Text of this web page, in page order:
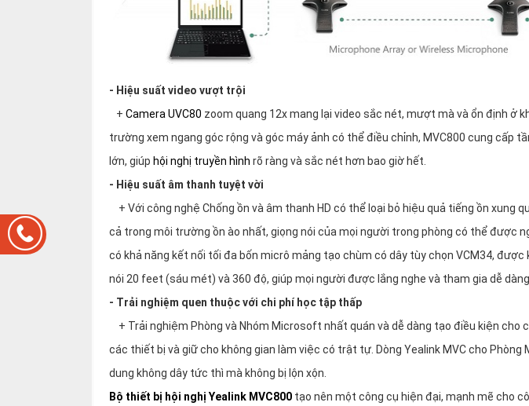
- Hiệu suất video vượt trội
+ Camera UVC80 zoom quang 12x mang lại video sắc nét, mượt mà và ổn định ở
trường xem ngang góc rộng và góc máy ảnh có thể điều chỉnh, MVC800 cung cấp
lớn, giúp hội nghị truyền hình rõ ràng và sắc nét hơn bao giờ hết.
- Hiệu suất âm thanh tuyệt vời
+ Với công nghệ Chống ồn và âm thanh HD có thể loại bỏ hiệu quả tiếng ồn xung
cả trong môi trường ồn ào nhất, giọng nói của mọi người trong phòng có thể được
có khả năng kết nối tối đa bốn micrô mảng tạo chùm có dây tùy chọn VCM34,
nói 20 feet (sáu mét) và 360 độ, giúp mọi người được lắng nghe và tham gia dễ
- Trải nghiệm quen thuộc với chi phí học tập thấp
+ Trải nghiệm Phòng và Nhóm Microsoft nhất quán và dễ dàng tạo điều kiện cho
các thiết bị và giữ cho không gian làm việc có trật tự. Dòng Yealink MVC cho
dung không dây tức thì mà không bị lộn xộn.
Bộ thiết bị hội nghị Yealink MVC800 tạo nên một công cụ hiện đại, mạnh mẽ cho